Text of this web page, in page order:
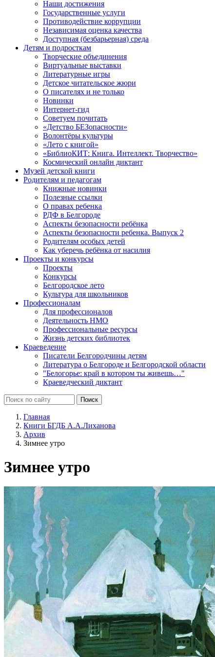
Наши достижения
Государственные услуги
Противодействие коррупции
Независимая оценка качества
Доступная (безбарьерная) среда
Детям и подросткам
Творческие объединения
Виртуальные выставки
Литературные игры
Детское читательское жюри
О писателях и не только
Новинки
Интернет-гид
Советуем почитать
«Детство БЕЗопасности»
Волонтёры культуры
«Лето с книгой»
«БиблиоКИТ: Книга. Интеллект. Творчество»
Космический онлайн диктант
Музей детской книги
Родителям и педагогам
Книжные новинки
Полезные ссылки
О правах ребенка
РДФ в Белгороде
Аспекты безопасности ребёнка
Аспекты безопасности ребенка. Выпуск 2
Родителям особых детей
Как уберечь ребёнка от насилия
Проекты и конкурсы
Проекты
Конкурсы
Белгородское лето
Культура для школьников
Профессионалам
Для профессионалов
Деятельность НМО
Профессиональные ресурсы
Жизнь детских библиотек
Краеведение
Писатели Белгородчины детям
Литература о Белгороде и Белгородской области
"Белогорье: край в котором ты живешь…"
Краеведческий диктант
Главная
Книги БГДБ А.А.Лиханова
Архив
Зимнее утро
Зимнее утро